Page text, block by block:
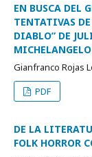
EN BUSCA DEL
TENTATIVAS
DIABLO” DE
Gianfranco Rojas
PDF
DE LA
FOLK HORROR